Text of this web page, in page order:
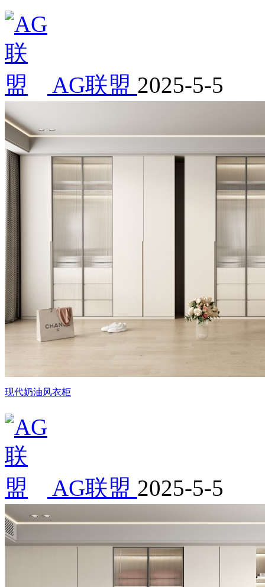
AG联盟 2025-5-5
现代奶油风衣柜
AG联盟 2025-5-5